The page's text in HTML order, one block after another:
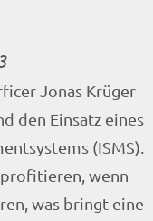
Jonas Krüger
den Einsatz eines
(ISMS).
wenn
was bringt eine